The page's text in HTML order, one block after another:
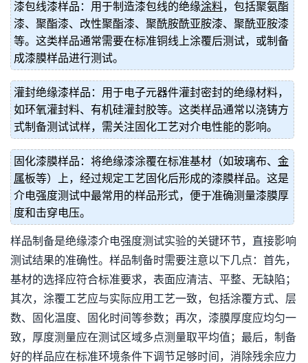
漆包线漆样品：用于制造漆包线的绝缘涂料，包括聚氨酯
漆、聚酯漆、改性聚酯漆、聚酰胺酰亚胺漆、聚酰亚胺漆
等。这类样品通常需要在标准铜线上涂覆后测试，或制备
成漆膜样品进行测试。
灌封绝缘漆样品：用于电子元器件灌封密封的绝缘材料，
如环氧灌封料、有机硅灌封胶等。这类样品通常以浇铸方
式制备测试试样，需关注固化工艺对介电性能的影响。
固化漆膜样品：将绝缘漆涂覆在标准基材（如玻璃布、 金
属板等）上，经过规定工艺固化后形成的漆膜样品。这是
介电强度测试中最常用的样品形式，便于准确测量漆膜厚
度和击穿电压。
样品制备是绝缘漆介电强度测试实验的关键环节，直接影响
测试结果的准确性。样品制备时需要注意以下几点：首先，
基材的选择应符合标准要求，表面应清洁、平整、无缺陷；
其次，涂覆工艺应与实际应用工艺一致，包括涂覆方式、层
数、固化温度、固化时间等参数；再次，漆膜厚度应均匀一
致，厚度测量应在测试区域多点测量取平均值；最后，制备
好的样品应在标准环境条件下调节足够时间，消除残余应力